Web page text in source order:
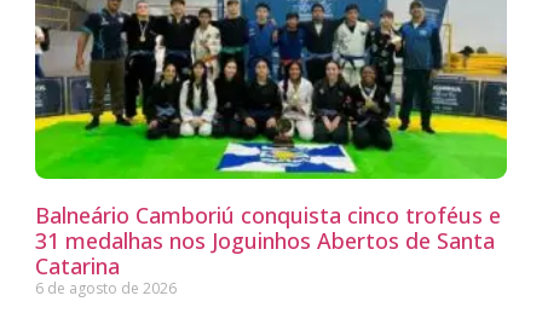
Balneário Camboriú conquista cinco troféus e
31 medalhas nos Joguinhos Abertos de Santa
Catarina
6 de agosto de 2026